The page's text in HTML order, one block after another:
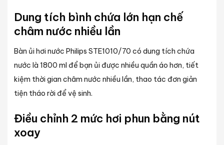
Dung tích bình chứa lớn hạn chế
châm nước nhiều lần
Bàn ủihơi nước Philips STE1010/70 có dung tích chứa
nước là 1800 ml để bạn ủi được nhiều quần áo hơn, tiết
kiệm thời gian châm nước nhiều lần, thao tác đơn giản
tiện tháo rời để vệ sinh.
Điều chỉnh 2 mức hơi phun bằng nút
xoay